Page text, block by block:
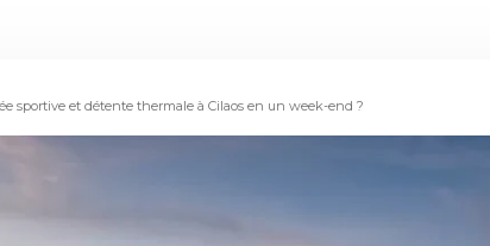
sportive et détente thermale à Cilaos en un week-end ?